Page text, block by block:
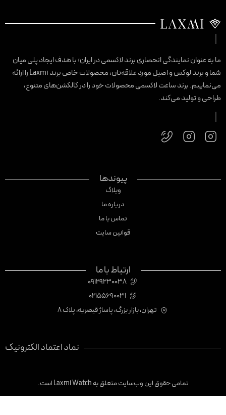
به عنوان نمایندگی انحصاری برند لاکسمی در ایران؛ با هدف ایجاد پلی میان
شما و برند لوکس و اصیل مورد علاقه‌تان، محصولات خاص برند Laxmi را ارائه
برند ساعت لاکسمی محصولات خود را در کالکشن‌های متنوع،
و تولید می‌کند.
پیوندها
وبلاگ
درباره ما
تماس با ما
قوانین سایت
ارتباط با ما
09129230038
02155690031
تهران، بازار بزرگ، پاساژ قیصریه، پلاک 8
نماد اعتماد الکترونیک
تمامی حقوق این وب‌سایت متعلق به Laxmi Watch است.